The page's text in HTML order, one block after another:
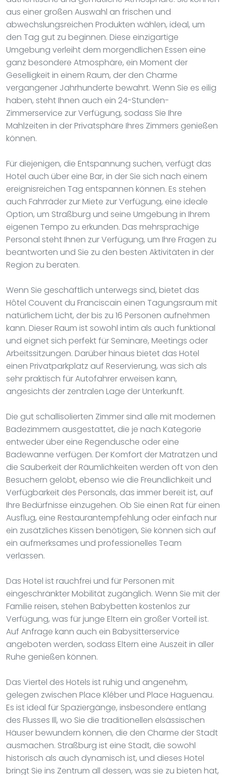
aus einer großen Auswahl an frischen und
abwechslungsreichen Produkten wählen, ideal, um
den Tag gut zu beginnen. Diese einzigartige
Umgebung verleiht dem morgendlichen Essen eine
ganz besondere Atmosphäre, ein Moment der
Geselligkeit in einem Raum, der den Charme
vergangener Jahrhunderte bewahrt. Wenn Sie es eilig
haben, steht Ihnen auch ein 24-Stunden-
Zimmerservice zur Verfügung, sodass Sie Ihre
Mahlzeiten in der Privatsphäre Ihres Zimmers genießen
können.
Für diejenigen, die Entspannung suchen, verfügt das
Hotel auch über eine Bar, in der Sie sich nach einem
ereignisreichen Tag entspannen können. Es stehen
auch Fahrräder zur Miete zur Verfügung, eine ideale
Option, um Straßburg und seine Umgebung in Ihrem
eigenen Tempo zu erkunden. Das mehrsprachige
Personal steht Ihnen zur Verfügung, um Ihre Fragen zu
beantworten und Sie zu den besten Aktivitäten in der
Region zu beraten.
Wenn Sie geschäftlich unterwegs sind, bietet das
Hôtel Couvent du Franciscain einen Tagungsraum mit
natürlichem Licht, der bis zu 16 Personen aufnehmen
kann. Dieser Raum ist sowohl intim als auch funktional
und eignet sich perfekt für Seminare, Meetings oder
Arbeitssitzungen. Darüber hinaus bietet das Hotel
einen Privatparkplatz auf Reservierung, was sich als
sehr praktisch für Autofahrer erweisen kann,
angesichts der zentralen Lage der Unterkunft.
Die gut schallisolierten Zimmer sind alle mit modernen
Badezimmern ausgestattet, die je nach Kategorie
entweder über eine Regendusche oder eine
Badewanne verfügen. Der Komfort der Matratzen und
die Sauberkeit der Räumlichkeiten werden oft von den
Besuchern gelobt, ebenso wie die Freundlichkeit und
Verfügbarkeit des Personals, das immer bereit ist, auf
Ihre Bedürfnisse einzugehen. Ob Sie einen Rat für einen
Ausflug, eine Restaurantempfehlung oder einfach nur
ein zusätzliches Kissen benötigen, Sie können sich auf
ein aufmerksames und professionelles Team
verlassen.
Das Hotel ist rauchfrei und für Personen mit
eingeschränkter Mobilität zugänglich. Wenn Sie mit der
Familie reisen, stehen Babybetten kostenlos zur
Verfügung, was für junge Eltern ein großer Vorteil ist.
Auf Anfrage kann auch ein Babysitterservice
angeboten werden, sodass Eltern eine Auszeit in aller
Ruhe genießen können.
Das Viertel des Hotels ist ruhig und angenehm,
gelegen zwischen Place Kléber und Place Haguenau.
Es ist ideal für Spaziergänge, insbesondere entlang
des Flusses Ill, wo Sie die traditionellen elsässischen
Häuser bewundern können, die den Charme der Stadt
ausmachen. Straßburg ist eine Stadt, die sowohl
historisch als auch dynamisch ist, und dieses Hotel
bringt Sie ins Zentrum all dessen, was sie zu bieten hat,